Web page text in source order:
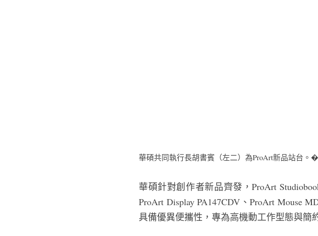
華碩共同執行長胡書賓（左二）為ProArt新品站台。
華碩針對創作者新品齊發，ProArt
ProArt Display PA147CDV、ProArt Mouse
具備優異便攜性，專為高機動工作型態與簡